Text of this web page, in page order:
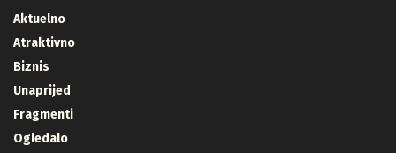
Aktuelno
Atraktivno
Biznis
Unaprijed
Fragmenti
Ogledalo